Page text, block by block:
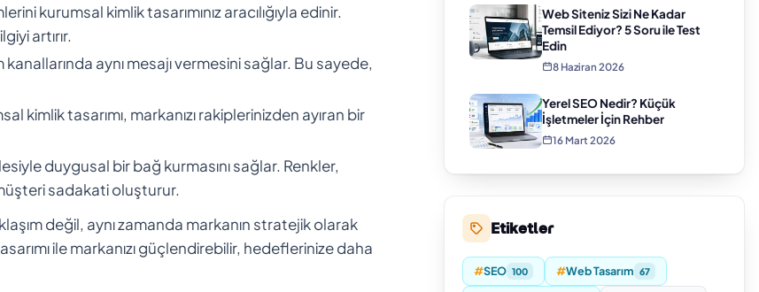
kurumsal kimlik tasarımınız aracılığıyla edinir.
artırır.
aynı mesajı vermesini sağlar. Bu sayede,
tasarımı, markanızı rakiplerinizden ayıran bir
duygusal bir bağ kurmasını sağlar. Renkler,
sadakati oluşturur.
değil, aynı zamanda markanın stratejik olarak
ile markanızı güçlendirebilir, hedeflerinize daha
Web Siteniz Sizi Ne Kadar
Temsil Ediyor? 5 Soru ile Test
Edin
8 Haziran 2026
Yerel SEO Nedir? Küçük
İşletmeler İçin Rehber
16 Mart 2026
Etiketler
#SEO 100 #Web Tasarım 67